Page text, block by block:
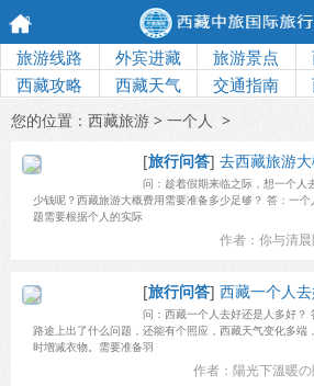
旅游线路 外宾进藏 旅游景点
西藏攻略
西藏天气 交通指南
您的位置： 西藏旅游 > 一个人 >
[旅行问答] 去西藏旅游
问：趁着假期来临之际，想一个人
少钱呢？西藏旅游大概费用需要准备多少足够？ 答：一
题需要根据个人的实际
作者：你与清
[旅行问答] 西藏一个人
问：西藏一个人去好还是人多好？
路途上出了什么问题，还能有个照应，西藏天气变化多端
时增减衣物。需要准备羽
作者：陽光下溫暖